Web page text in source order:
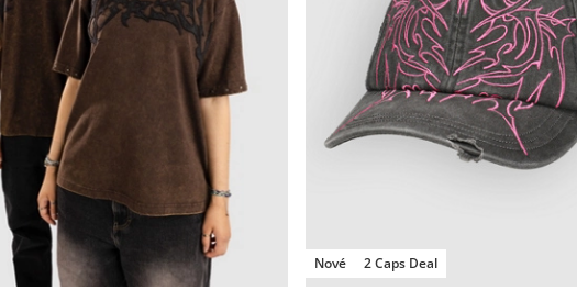
Nové 2 Caps Deal